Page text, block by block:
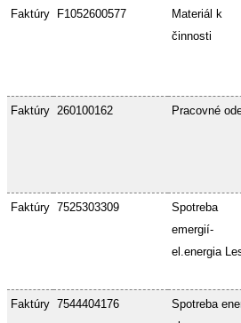
Faktúry F1052600577
Materiál k
činnosti
Faktúry 260100162 Pracovné
Faktúry 7525303309
Spotreba
emergií-
el.energia
Faktúry 7544404176
Spotreba